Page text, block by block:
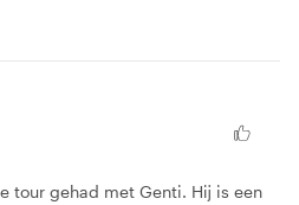
tour gehad met Genti. Hij is een